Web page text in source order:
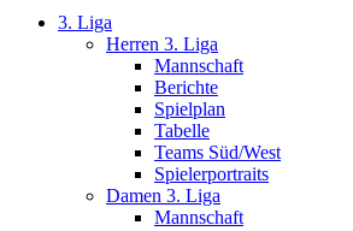
3. Liga
Herren 3. Liga
Mannschaft
Berichte
Spielplan
Tabelle
Teams Süd/West
Spielerportraits
Damen 3. Liga
Mannschaft